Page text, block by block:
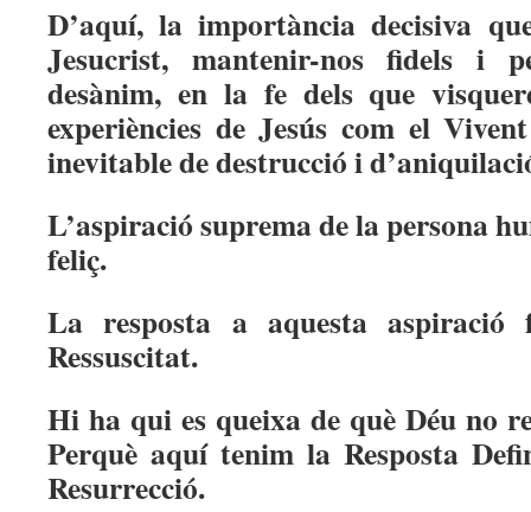
D’aquí, la importància decisiva
Jesucrist, mantenir-nos fidels i
desànim, en la fe dels que
experiències de Jesús com el
inevitable de destrucció i
L’aspiració suprema de la persona
feliç.
La resposta a aquesta aspiració
Ressuscitat.
Hi ha qui es queixa de què Déu no
Perquè aquí tenim la Resposta
Resurrecció.